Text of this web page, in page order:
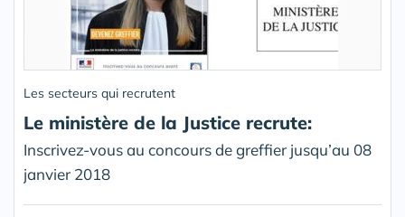
Les secteurs qui recrutent
Le ministère de la Justice recrute:
Inscrivez-vous au concours de greffier jusqu’au 08
janvier 2018